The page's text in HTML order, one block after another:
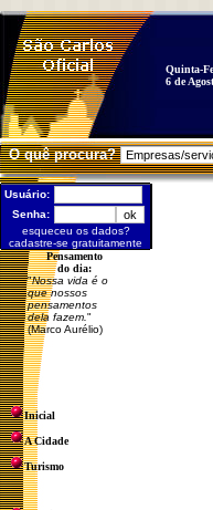
Quinta-
6 de
O quê procura?
Usuário:
Senha:
esqueceu os dados?
cadastre-se gratuitamente
Pensamento
do dia:
"Nossa vida é o
que nossos
pensamentos
dela fazem. "
(Marco Aurélio)
Inicial
A Cidade
Turismo